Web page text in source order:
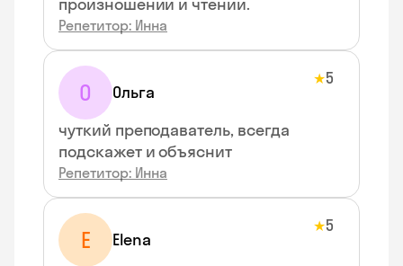
Репетитор: Инна
О Ольга
★5
чуткий преподаватель, всегда
подскажет и объяснит
Репетитор: Инна
E Elena
★5